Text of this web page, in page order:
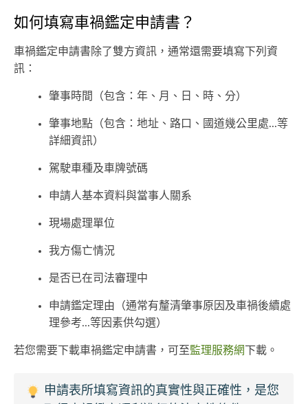
如何填寫車禍鑑定申請書？
車禍鑑定申請書除了雙方資訊，通常還需要填寫下列資
訊：
肇事時間（包含：年、月、日、時、分）
肇事地點（包含：地址、路口、國道幾公里處...等
詳細資訊）
駕駛車種及車牌號碼
申請人基本資料與當事人關系
現場處理單位
我方傷亡情況
是否已在司法審理中
申請鑑定理由（通常有釐清肇事原因及車禍後續處
理參考...等因素供勾選）
若您需要下載車禍鑑定申請書，可至監理服務網 下載。
申請表所填寫資訊的真實性與正確性，是您